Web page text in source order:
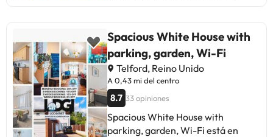
Spacious White House with
parking, garden, Wi-Fi
Telford, Reino Unido
A 0,43 mi del centro
8.7 33 opiniones
Spacious White House with
parking, garden, Wi-Fi está en